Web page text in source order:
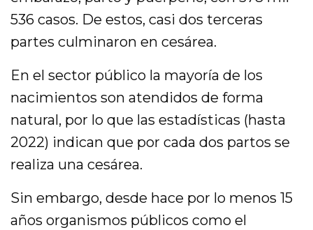
536 casos. De estos, casi dos terceras
partes culminaron en cesárea.
En el sector público la mayoría de los
nacimientos son atendidos de forma
natural, por lo que las estadísticas (hasta
2022) indican que por cada dos partos se
realiza una cesárea.
Sin embargo, desde hace por lo menos 15
años organismos públicos como el